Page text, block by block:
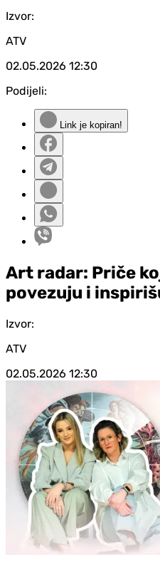
Izvor:
ATV
02.05.2026 12:30
Podijeli:
Link je kopiran!
Art radar: Priče
povezuju i
Izvor:
ATV
02.05.2026 12:30